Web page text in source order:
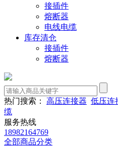
接插件
熔断器
电线电缆
库存清仓
接插件
熔断器
热门搜索： 高压连接器 低压连
缆
服务热线
18982164769
全部商品分类